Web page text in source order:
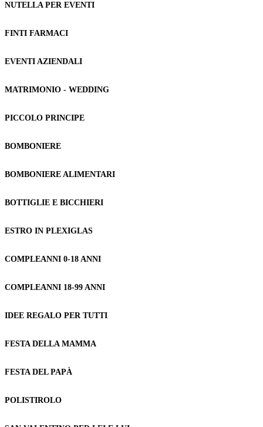
NUTELLA PER EVENTI
FINTI FARMACI
EVENTI AZIENDALI
MATRIMONIO - WEDDING
PICCOLO PRINCIPE
BOMBONIERE
BOMBONIERE ALIMENTARI
BOTTIGLIE E BICCHIERI
ESTRO IN PLEXIGLAS
COMPLEANNI 0-18 ANNI
COMPLEANNI 18-99 ANNI
IDEE REGALO PER TUTTI
FESTA DELLA MAMMA
FESTA DEL PAPÀ
POLISTIROLO